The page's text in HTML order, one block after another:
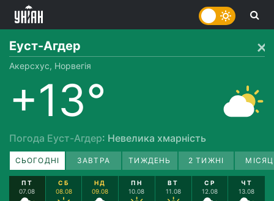
Еуст-Агдер
Акерсхус, Норвегія
+13°
Погода Еуст-Агдер: Невелика хмарність
СЬОГОДНІ ЗАВТРА ТИЖДЕНЬ 2 ТИЖНІ
ПТ
07.08
СБ
08.08
НД
09.08
ПН
10.08
ВТ
11.08
СР
12.08
ЧТ
13.08